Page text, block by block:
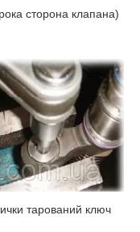
сторона клапана)
тарований ключ